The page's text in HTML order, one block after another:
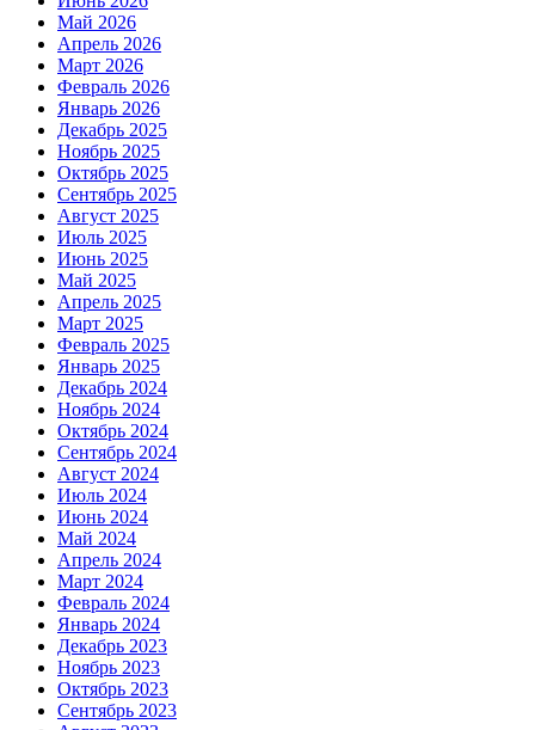
Май 2026
Апрель 2026
Март 2026
Февраль 2026
Январь 2026
Декабрь 2025
Ноябрь 2025
Октябрь 2025
Сентябрь 2025
Август 2025
Июль 2025
Июнь 2025
Май 2025
Апрель 2025
Март 2025
Февраль 2025
Январь 2025
Декабрь 2024
Ноябрь 2024
Октябрь 2024
Сентябрь 2024
Август 2024
Июль 2024
Июнь 2024
Май 2024
Апрель 2024
Март 2024
Февраль 2024
Январь 2024
Декабрь 2023
Ноябрь 2023
Октябрь 2023
Сентябрь 2023